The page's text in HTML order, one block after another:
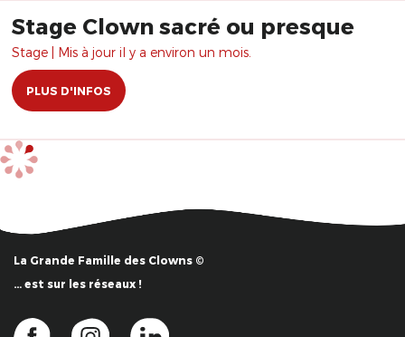
Stage Clown sacré ou presque
Stage | Mis à jour il y a environ un mois.
PLUS D'INFOS
La Grande Famille des Clowns ©
… est sur les réseaux !